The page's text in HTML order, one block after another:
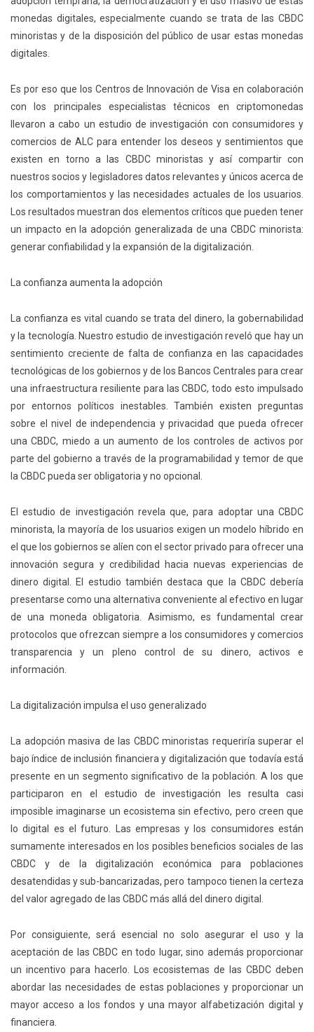
monedas digitales, especialmente cuando se trata de las CBDC
minoristas y de la disposición del público de usar estas monedas
digitales.
Es por eso que los Centros de Innovación de Visa en colaboración
con los principales especialistas técnicos en criptomonedas
llevaron a cabo un estudio de investigación con consumidores y
comercios de ALC para entender los deseos y sentimientos que
existen en torno a las CBDC minoristas y así compartir con
nuestros socios y legisladores datos relevantes y únicos acerca de
los comportamientos y las necesidades actuales de los usuarios.
Los resultados muestran dos elementos críticos que pueden tener
un impacto en la adopción generalizada de una CBDC minorista:
generar confiabilidad y la expansión de la digitalización
La confianza aumenta la adopción
La confianza es vital cuando se trata del dinero, la gobernabilidad
y la tecnología. Nuestro estudio de investigación reveló que hay un
sentimiento creciente de falta de confianza en las capacidades
tecnológicas de los gobiernos y de los Bancos Centrales para crear
una infraestructura resiliente para las CBDC, todo esto impulsado
por entornos políticos inestables. También existen preguntas
sobre el nivel de independencia y privacidad que pueda ofrecer
una CBDC, miedo a un aumento de loscontroles de activos por
parte del gobierno a través de la programabilidad y temor de que
la CBDC pueda ser obligatoria y no opcional.
El estudio de investigación revela que, para adoptar una CBDC
minorista, la mayoría de los usuarios exigen un modelo híbrido en
el que los gobiernos se alíen con el sector privado para ofrecer una
innovación segura y credibilidad hacia nuevas experiencias de
dinero digital. El estudio también destaca que la CBDC debería
presentarse como una alternativa conveniente al efectivo en lugar
de una moneda obligatoria. Asimismo, es fundamental crear
protocolos que ofrezcan siempre a los consumidores y comercios
transparencia y un pleno control de su dinero, activos e
información.
La digitalización impulsa el uso generalizado
La adopción masiva de las CBDC minoristas requeriría superar el
bajo índice de inclusión financiera y digitalización que todavía está
presente en un segmento significativo de la población. A los que
participaron en el estudio de investigación les resulta casi
imposible imaginarse un ecosistema sin efectivo, pero creen que
lo digital es el futuro. Las empresas y los consumidores están
sumamente interesados en los posibles beneficios sociales de las
CBDC y de la digitalización económica para poblaciones
desatendidas ysub-bancarizadas, pero tampoco tienen la certeza
del valor agregado de las CBDC más allá del dinero digital.
Por consiguiente, será esencial no solo asegurar el uso y la
aceptación de las CBDC en todo lugar, sino además proporcionar
un incentivo para hacerlo. Los ecosistemas de las CBDC deben
abordar las necesidades de estas poblaciones y proporcionar un
mayor acceso a los fondos y una mayor alfabetización digital y
financiera.